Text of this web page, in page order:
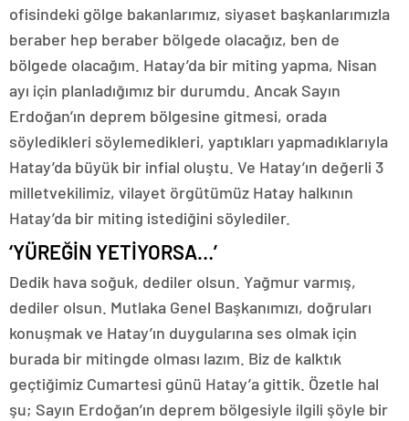
ofisindeki gölge bakanlarımız, siyaset başkanlarımızla
beraber hep beraber bölgede olacağız, ben de
bölgede olacağım. Hatay’da bir miting yapma, Nisan
ayı için planladığımız bir durumdu. Ancak Sayın
Erdoğan’ın deprem bölgesine gitmesi, orada
söyledikleri söylemedikleri, yaptıkları yapmadıklarıyla
Hatay’da büyük bir infial oluştu. Ve Hatay’ın değerli 3
milletvekilimiz, vilayet örgütümüz Hatay halkının
Hatay’da bir miting istediğini söylediler.
‘YÜREĞİN YETİYORSA…’
Dedik hava soğuk, dediler olsun. Yağmur varmış,
dediler olsun. Mutlaka Genel Başkanımızı, doğruları
konuşmak ve Hatay’ın duygularına ses olmak için
burada bir mitingde olması lazım. Biz de kalktık
geçtiğimiz Cumartesi günü Hatay’a gittik. Özetle hal
şu; Sayın Erdoğan’ın deprem bölgesiyle ilgili şöyle bir